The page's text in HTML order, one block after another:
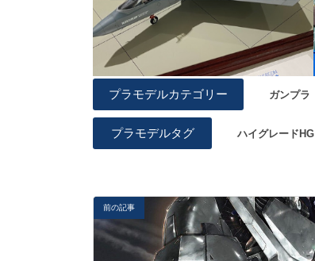
プラモデルカテゴリー ガンプラ
プラモデルタグ ハイグレードHG
前の記事